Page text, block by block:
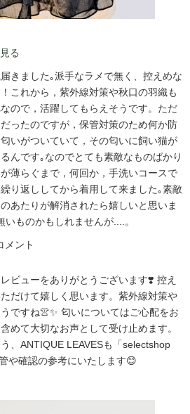
る
きました｡派手なラメで無く、控えめな
これから，紫外線対策や秋口の羽織も
ので，活躍してもらえそうです。ただ
ったのですが，保管対策のため何か防
いがついていて，その匂いに飼い猫が
んです｡なのでとても素敵なものばかり
薄らぐまで，何回か，手洗いコースで
り返ししてから着用して来ました｡素敵
あたりが解消されたら嬉しいと思いま
ものかもしれませんが....。
メント
ビューをありがとうございます❣️ 控え
だけて嬉しく思います。紫外線対策や
ですね👚✨ 匂いについてはご心配をお
めて大切なお声として受け止めます。
、ANTIQUE LEAVESも「selectshop
や確認の参考にいたします😊